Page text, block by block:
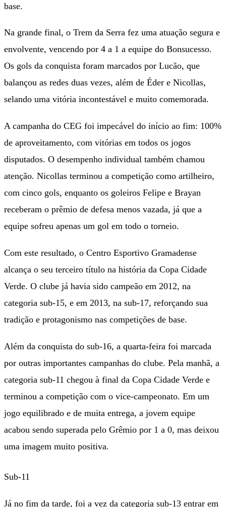
base.
Na grande final, o Trem da Serra fez uma atuação segura e
envolvente, vencendo por 4 a 1 a equipe do Bonsucesso.
Os gols da conquista foram marcados por Lucão, que
balançou as redes duas vezes, além de Éder e Nicollas,
selando uma vitória incontestável e muito comemorada.
A campanha do CEG foi impecável do início ao fim: 100%
de aproveitamento, com vitórias em todos os jogos
disputados. O desempenho individual também chamou
atenção. Nicollas terminou a competição como artilheiro,
com cinco gols, enquanto os goleiros Felipe e Brayan
receberam o prêmio de defesa menos vazada, já que a
equipe sofreu apenas um gol em todo o torneio.
Com este resultado, o Centro Esportivo Gramadense
alcança o seu terceiro título na história da Copa Cidade
Verde. O clube já havia sido campeão em 2012, na
categoria sub-15, e em 2013, na sub-17, reforçando sua
tradição e protagonismo nas competições de base.
Além da conquista do sub-16, a quarta-feira foi marcada
por outras importantes campanhas do clube. Pela manhã, a
categoria sub-11 chegou à final da Copa Cidade Verde e
terminou a competição com o vice-campeonato. Em um
jogo equilibrado e de muita entrega, a jovem equipe
acabou sendo superada pelo Grêmio por 1 a 0, mas deixou
uma imagem muito positiva.
Sub-11
Já no fim da tarde, foi a vez da categoria sub-13 entrar em